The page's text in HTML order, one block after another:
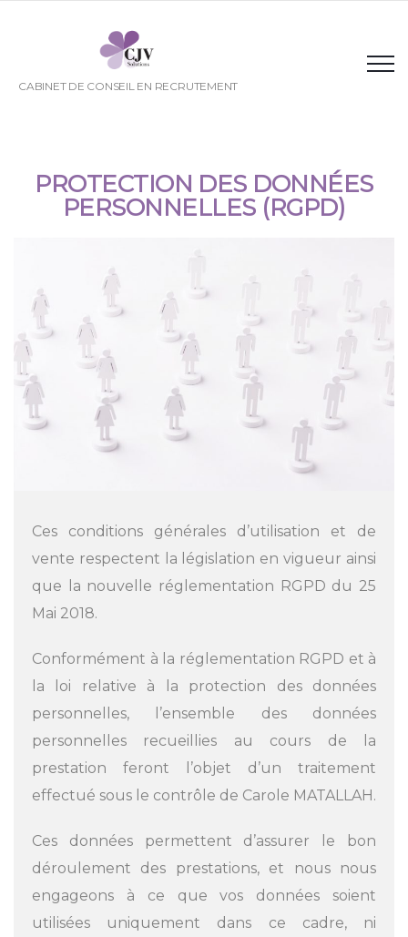
CABINET DE CONSEIL EN RECRUTEMENT
PROTECTION DES DONNÉES
PERSONNELLES (RGPD)
Ces conditions générales d’utilisation et de
vente respectent la législation en vigueur ainsi
que la nouvelle réglementation RGPD du 25
Mai 2018.
Conformément à la réglementation RGPD et à
la loi relative à la protection des données
personnelles, l’ensemble des données
personnelles recueillies au cours de la
prestation feront l’objet d’un traitement
effectué sous le contrôle de Carole MATALLAH.
Ces données permettent d’assurer le bon
déroulement des prestations, et nous nous
engageons à ce que vos données soient
utilisées uniquement dans ce cadre, ni